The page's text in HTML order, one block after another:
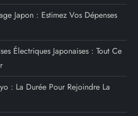
Japon : Estimez Vos Dépenses
Électriques Japonaises : Tout Ce
: La Durée Pour Rejoindre La